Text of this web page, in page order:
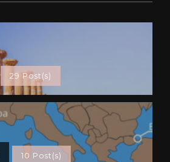
29 Post(s)
10 Post(s)